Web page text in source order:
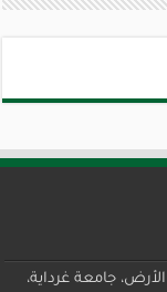
جامعة غرداية،